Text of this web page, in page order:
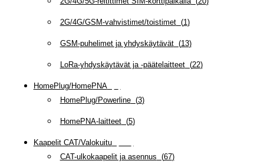
2G/4G/GSM-vahvistimet/toistimet(1)
GSM-puhelimet ja yhdyskäytävät(13)
LoRa-yhdyskäytävät ja -päätelaitteet(22)
HomePlug/HomePNA(
HomePlug/Powerline(3)
HomePNA-laitteet(5)
Kaapelit CAT/Valokuitu(
CAT-ulkokaapelit ja asennus (67)